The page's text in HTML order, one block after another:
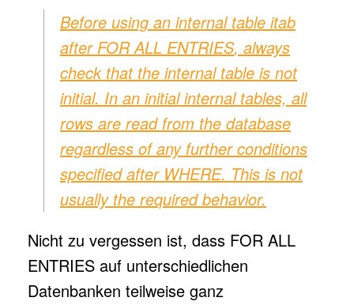
Before using an internal table itab
after FOR ALL ENTRIES, always
check that the internal table is not
initial. In an initial internal tables, all
rows are read from the database
regardless of any further conditions
specified after WHERE. This is not
usually the required behavior.
Nicht zu vergessen ist, dass FOR ALL
ENTRIES auf unterschiedlichen
Datenbanken teilweise ganz